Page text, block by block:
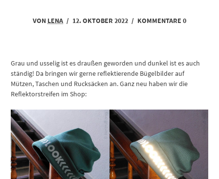
VON LENA / 12. OKTOBER 2022 / KOMMENTARE 0
Grau und usselig ist es draußen geworden und dunkel ist es auch
ständig! Da bringen wir gerne reflektierende Bügelbilder auf
Mützen, Taschen und Rucksäcken an. Ganz neu haben wir die
Reflektorstreifen im Shop: